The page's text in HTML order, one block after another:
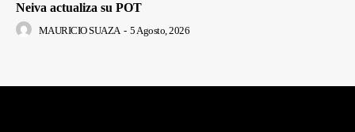
Neiva actualiza su POT
MAURICIO SUAZA - 5 Agosto, 2026